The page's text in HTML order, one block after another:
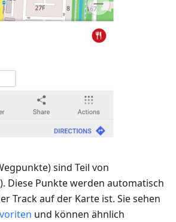
sind Teil von
Diese Punkte werden automatisch
Track auf der Karte ist. Sie sehen
und können ähnlich